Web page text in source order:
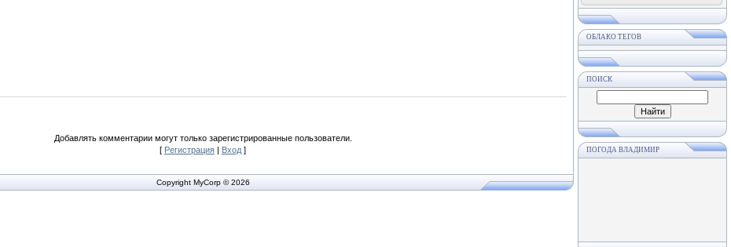
Добавлять комментарии могут только зарегистрированные пользователи.
[ Регистрация | Вход ]
Copyright MyCorp © 2026
ОБЛАКО ТЕГОВ
ПОИСК
ПОГОДА ВЛАДИМИР